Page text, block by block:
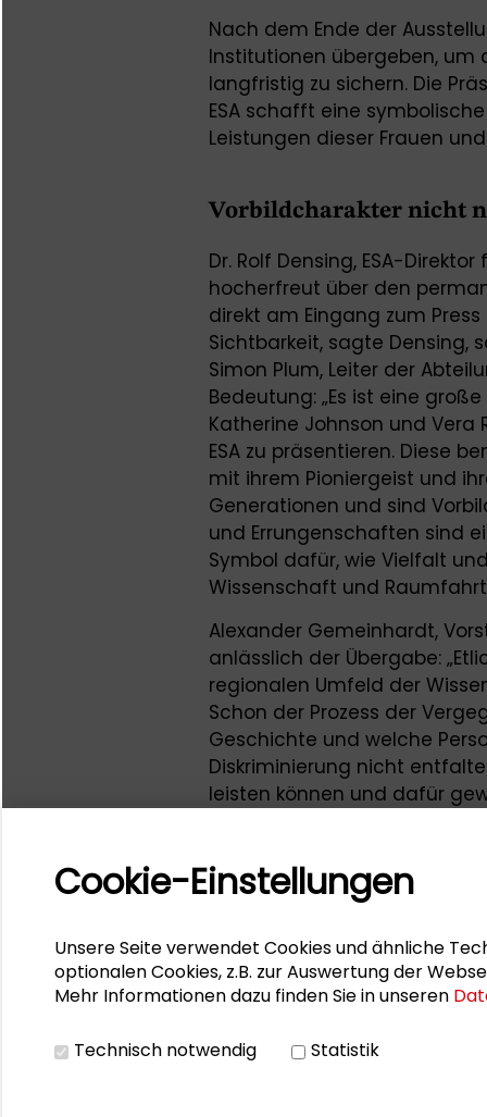
Nach dem Ende der
Institutionen übergeben, um
langfristig zu sichern. Die
ESA schafft eine
Leistungen dieser Frauen
Vorbildcharakter nicht
Dr. Rolf Densing, ESA-
hocherfreut über den
direkt am Eingang zum
Sichtbarkeit, sagte Densing,
Simon Plum, Leiter der
Bedeutung: „Es ist eine
Katherine Johnson und Vera
ESA zu präsentieren. Diese
mit ihrem Pioniergeist und
Generationen und sind
und Errungenschaften sind
Symbol dafür, wie Vielfalt
Wissenschaft und Raumfahrt
Alexander Gemeinhardt,
anlässlich der Übergabe:
regionalen Umfeld der
Schon der Prozess der
Geschichte und welche
Diskriminierung nicht
leisten können und dafür
Weitere Bilder der
hessian.AI, in der Akademie
zum Projekt gibt es auf
Cookie-Einstellungen
Unsere Seite verwendet Cookies und ähnliche
optionalen Cookies, z.B. zur Auswertung der
Mehr Informationen dazu finden Sie in unseren
Technisch notwendig Statistik